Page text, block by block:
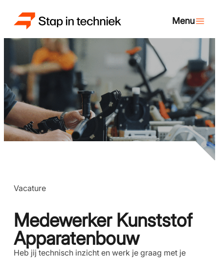
Vacature
Medewerker Kunststof
Apparatenbouw
Heb jij technisch inzicht en werk je graag met je